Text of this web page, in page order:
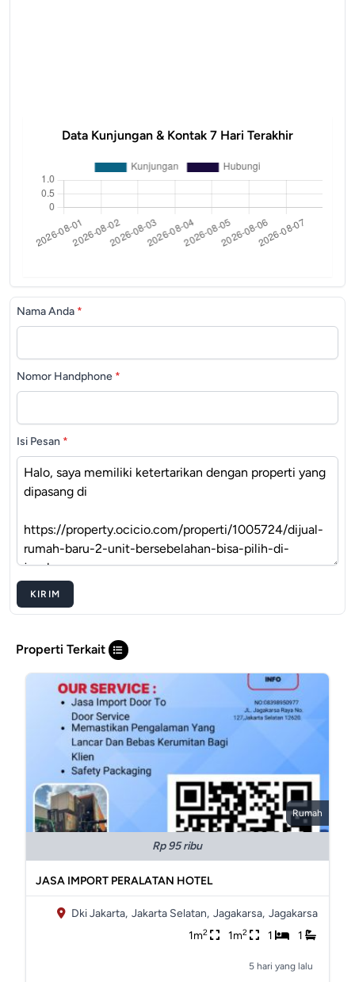
Data Kunjungan & Kontak 7 Hari Terakhir
Nama Anda *
Nomor Handphone *
Isi Pesan *
KIRIM
Properti Terkait
Rumah
Rp 95 ribu
JASA IMPORT PERALATAN HOTEL
Dki Jakarta, Jakarta Selatan, Jagakarsa, Jagakarsa
1m2 1m2 1 1
5 hari yang lalu